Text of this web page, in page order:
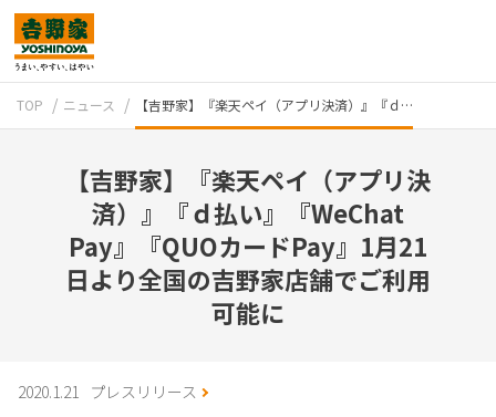
テイクアウト
TOP ニュース 【吉野家】『楽天ペイ（アプリ決済）』『ｄ…
【吉野家】『楽天ペイ（アプリ決
済）』『ｄ払い』『WeChat
Pay』『QUOカードPay』1月21
日より全国の吉野家店舗でご利用
可能に
2020.1.21 プレスリリース